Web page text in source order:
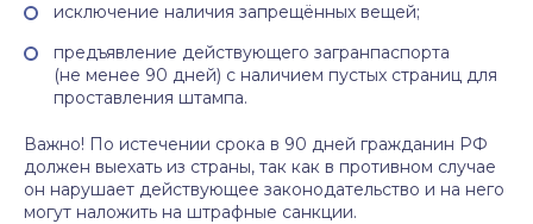
исключение наличия запрещённых вещей;
предъявление действующего загранпаспорта
(не менее 90 дней) с наличием пустых страниц для
проставления штампа.
Важно! По истечении срока в 90 дней гражданин РФ
должен выехать из страны, так как в противном случае
он нарушает действующее законодательство и на него
могут наложить на штрафные санкции.